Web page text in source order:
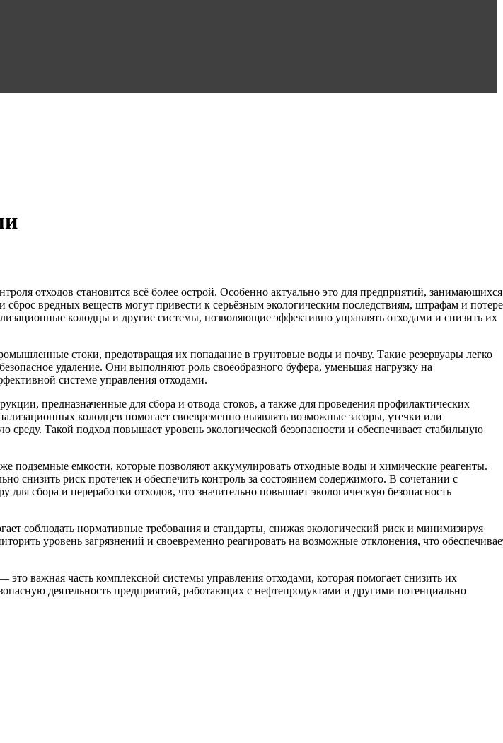
отходов становится всё более острой. Особенно актуально это для предприятий, занимающихся
вредных веществ могут привести к серьёзным экологическим последствиям, штрафам и потере
колодцы и другие системы, позволяющие эффективно управлять отходами и снизить их
стоки, предотвращая их попадание в грунтовые воды и почву. Такие резервуары легко
удаление. Они выполняют роль своеобразного буфера, уменьшая нагрузку на
системе управления отходами.
предназначенные для сбора и отвода стоков, а также для проведения профилактических
колодцев помогает своевременно выявлять возможные засоры, утечки или
Такой подход повышает уровень экологической безопасности и обеспечивает стабильную
емкости, которые позволяют аккумулировать отходные воды и химические реагенты.
снизить риск протечек и обеспечить контроль за состоянием содержимого. В сочетании с
сбора и переработки отходов, что значительно повышает экологическую безопасность
соблюдать нормативные требования и стандарты, снижая экологический риск и минимизируя
уровень загрязнений и своевременно реагировать на возможные отклонения, что
важная часть комплексной системы управления отходами, которая помогает снизить их
деятельность предприятий, работающих с нефтепродуктами и другими потенциально